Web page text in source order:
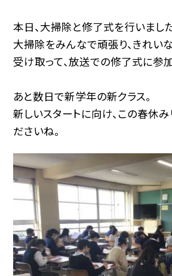
本日、大掃除と修了式を行いました
大掃除をみんなで頑張り、きれい
受け取って、放送での修了式に参加
あと数日で新学年の新クラス。
新しいスタートに向け、この春休み
ださいね。